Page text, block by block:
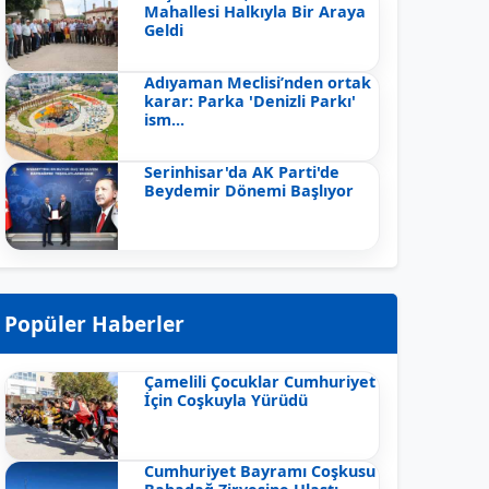
Mahallesi Halkıyla Bir Araya
Geldi
Adıyaman Meclisi’nden ortak
karar: Parka 'Denizli Parkı'
ism...
Serinhisar'da AK Parti'de
Beydemir Dönemi Başlıyor
Popüler Haberler
Çamelili Çocuklar Cumhuriyet
İçin Coşkuyla Yürüdü
Cumhuriyet Bayramı Coşkusu